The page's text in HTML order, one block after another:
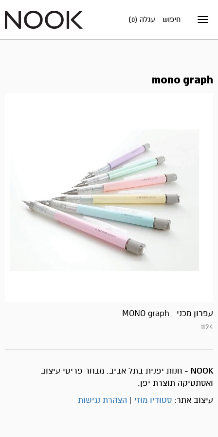
Toggle
עגלה (0) חיפוש
mono graph
עפרון מכני | MONO graph
₪24
NOOK - חנות יפנית בתל אביב. מבחר פריטי עיצוב
ואסתטיקה תוצרת יפן.
עיצוב אתר: סטודיו מוזי | הצהרת נגישות